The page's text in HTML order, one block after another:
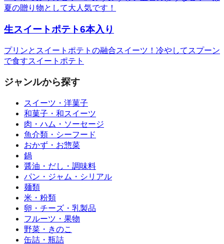
夏の贈り物として大人気です！
生スイートポテト6本入り
プリンとスイートポテトの融合スイーツ！冷やしてスプーン
で食すスイートポテト
ジャンルから探す
スイーツ・洋菓子
和菓子・和スイーツ
肉・ハム・ソーセージ
魚介類・シーフード
おかず・お惣菜
鍋
醤油・だし・調味料
パン・ジャム・シリアル
麺類
米・粉類
卵・チーズ・乳製品
フルーツ・果物
野菜・きのこ
缶詰・瓶詰